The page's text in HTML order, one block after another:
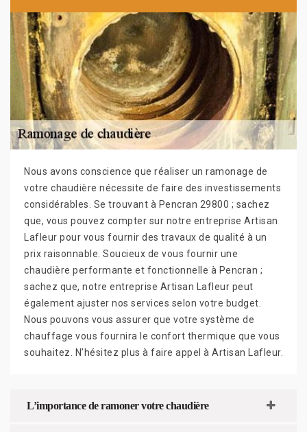
Nous avons conscience que réaliser un ramonage de
votre chaudière nécessite de faire des investissements
considérables. Se trouvant à Pencran 29800 ; sachez
que, vous pouvez compter sur notre entreprise Artisan
Lafleur pour vous fournir des travaux de qualité à un
prix raisonnable. Soucieux de vous fournir une
chaudière performante et fonctionnelle à Pencran ;
sachez que, notre entreprise Artisan Lafleur peut
également ajuster nos services selon votre budget.
Nous pouvons vous assurer que votre système de
chauffage vous fournira le confort thermique que vous
souhaitez. N’hésitez plus à faire appel à Artisan Lafleur.
L’importance de ramoner votre chaudière